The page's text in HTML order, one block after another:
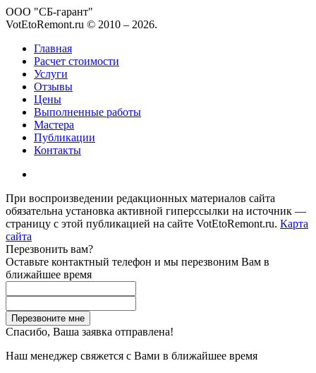
ООО "СБ-гарант"
VotEtoRemont.ru © 2010 – 2026.
Главная
Расчет стоимости
Услуги
Отзывы
Цены
Выполненные работы
Мастера
Публикации
Контакты
При воспроизведении редакционных материалов сайта
обязательна установка активной гиперссылки на источник —
страницу с этой публикацией на сайте VotEtoRemont.ru. Карта
сайта
Перезвонить вам?
Оставьте контактный телефон и мы перезвоним Вам в
ближайшее время
Спасибо, Ваша заявка отправлена!
Наш менеджер свяжется с Вами в ближайшее время